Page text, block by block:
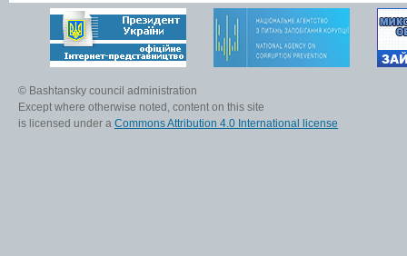
© Bashtansky council administration
Except where otherwise noted, content on this site
is licensed under a Commons Attribution 4.0 International license